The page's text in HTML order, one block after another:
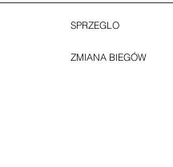
SPRZEGLO
ZMIANA BIEGÓW